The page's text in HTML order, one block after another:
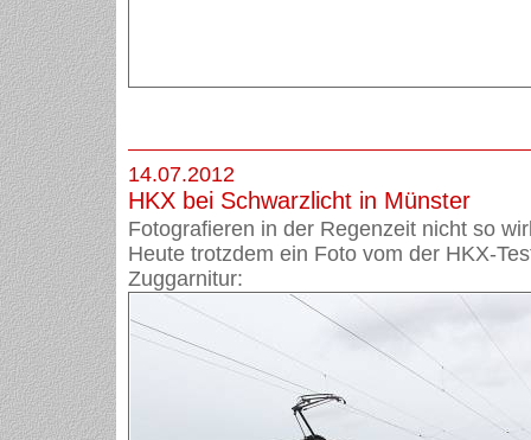
14.07.2012
HKX bei Schwarzlicht in Münster
Fotografieren in der Regenzeit nicht so
Heute trotzdem ein Foto vom der HKX-
Zuggarnitur: